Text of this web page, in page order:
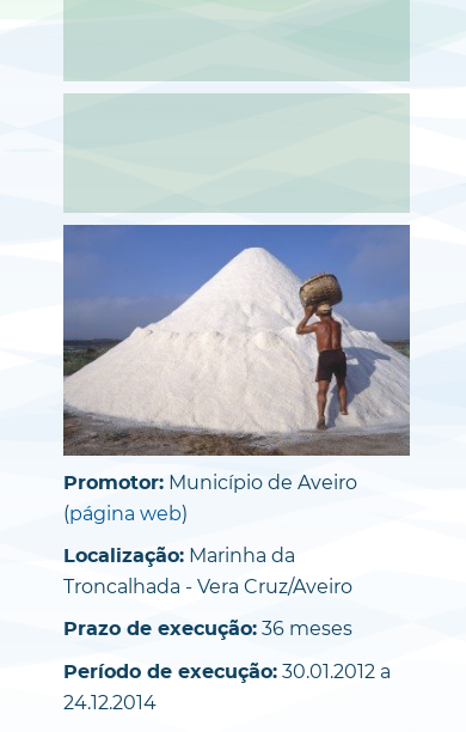
Promotor: Município de Aveiro
(página web)
Localização: Marinha da
Troncalhada - Vera Cruz/Aveiro
Prazo de execução: 36 meses
Período de execução: 30.01.2012 a
24.12.2014